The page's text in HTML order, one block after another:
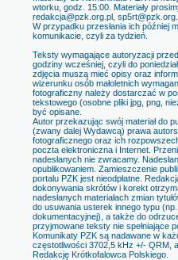
wtorku, godz. 15:00. Materiały
redakcja@pzk.org.pl,
W przypadku przesłania ich później
komunikacie, czyli za tydzień.
Teksty wymagające autoryzacji
godziny wcześniej, czyli do
zdjęcia muszą mieć opisy oraz
wizerunku osób małoletnich
fotograficzny należy dostarczać w
tekstowego (osobne pliki jpg, png,
być opisane.
Autor przekazując swój materiał do
(zwany dalej Wydawcą) prawa
fotograficznego oraz ich
poczta elektroniczna i Internet.
nadesłanych nie zwracamy.
opublikowaniem. Zamieszczenie
portalu PZK jest nieodpłatne.
dokonywania skrótów i korekt
nadesłanych materiałach zmian
do usuwania usterek innego typu
dokumentacyjnej), a także do
przyjmowane teksty nie spełniające
Komunikaty PZK są nadawane w
częstotliwości 3702,5 kHz +/- QRM,
Redakcję Krótkofalowca Polskiego.